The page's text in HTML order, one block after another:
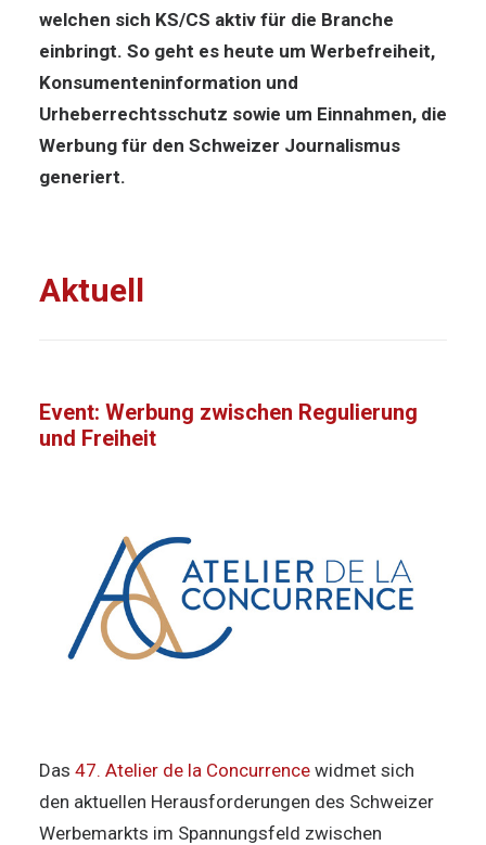
welchen sich KS/CS aktiv für die Branche
einbringt. So geht es heute um Werbefreiheit,
Konsumenteninformation und
Urheberrechtsschutz sowie um Einnahmen, die
Werbung für den Schweizer Journalismus
generiert.
Aktuell
Event: Werbung zwischen Regulierung
und Freiheit
Das 47. Atelier de la Concurrence widmet sich
den aktuellen Herausforderungen des Schweizer
Werbemarkts im Spannungsfeld zwischen